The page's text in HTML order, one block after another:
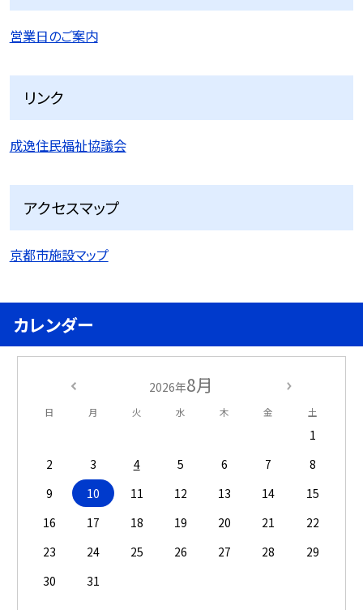
営業日のご案内
リンク
成逸住民福祉協議会
アクセスマップ
京都市施設マップ
カレンダー
2026年8月
日 月 火 水 木 金 土
1
2
3 4 5 6 7
8
9
10 11 12 13 14
15
16
17 18 19 20 21
22
23
24 25 26 27 28
29
30
31